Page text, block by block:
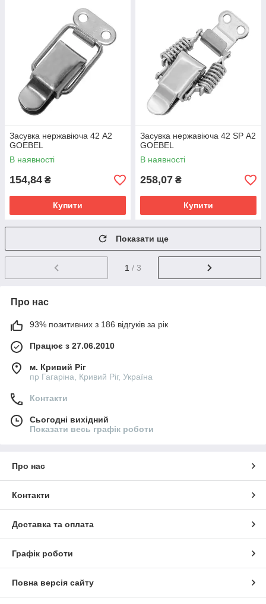
Засувка нержавіюча 42 A2
GOEBEL
В наявності
154,84 ₴
Купити
Засувка нержавіюча 42 SP А2
GOEBEL
В наявності
258,07 ₴
Купити
Показати ще
1 / 3
Про нас
93% позитивних з 186 відгуків за рік
Працює з 27.06.2010
м. Кривий Ріг
пр Гагаріна, Кривий Ріг, Україна
Контакти
Сьогодні вихідний
Показати весь графік роботи
Про нас
Контакти
Доставка та оплата
Графік роботи
Повна версія сайту